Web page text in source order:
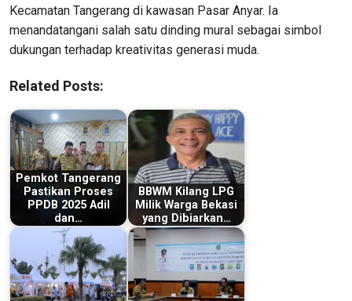
Kecamatan Tangerang di kawasan Pasar Anyar. Ia
menandatangani salah satu dinding mural sebagai simbol
dukungan terhadap kreativitas generasi muda.
Related Posts:
Pemkot Tangerang
Pastikan Proses
PPDB 2025 Adil
dan…
BBWM Kilang LPG
Milik Warga Bekasi
yang Dibiarkan…